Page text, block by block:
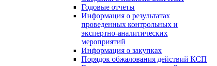
Годовые отчеты
Информация о результатах
проведенных контрольных и
экспертно-аналитических
мероприятий
Информация о закупках
Порядок обжалования действий КСП